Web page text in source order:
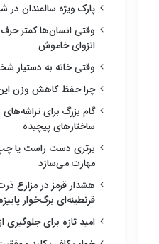
پارک ویژه سالمندان در
وقتی انسان‌ها کمتر
انزوای خاموش
وقتی خانه به دستیار
چرا حفظ کاهش وزن
گام بزرگ برای
ساختارهای پیچیده
برتری دست راست یا چپ
مهارت می‌سازد
هشدار قرمز در مزارع
قرنطینه‌ای برگ‌خوار
امید تازه برای